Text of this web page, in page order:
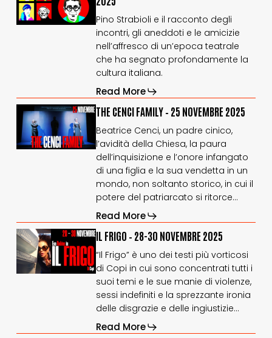
DICO
QUATTRO
DICO
QUATTRO
–
19-
23
novembre
Pino Strabioli e il racconto degli
incontri, gli aneddoti e le amicizie
nell’affresco di un’epoca teatrale
che ha segnato profondamente la
cultura italiana.
Read More
THE
CENCI
FAMILY
–
THE
FAMILY
–
25
novembre
2025
THE CENCI FAMILY – 25 NOVEMBRE 2025
Beatrice Cenci, un padre cinico,
l’avidità della Chiesa, la paura
dell’inquisizione e l’onore infangato
di una figlia e la sua vendetta in un
mondo, non soltanto storico, in cui il
potere del patriarcato si ritorce…
Read More
IL
FRIGO
–
28-
IL
–
28-
30
novembre
2025
IL FRIGO – 28-30 NOVEMBRE 2025
“Il Frigo” è uno dei testi più vorticosi
di Copi in cui sono concentrati tutti i
suoi temi e le sue manie di violenze,
sessi indefiniti e la sprezzante ironia
delle disgrazie e delle ingiustizie…
Read More